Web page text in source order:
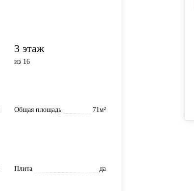
3 этаж
из 16
Общая площадь
71м²
Плита
да